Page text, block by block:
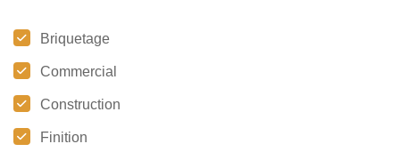
Briquetage
Commercial
Construction
Finition